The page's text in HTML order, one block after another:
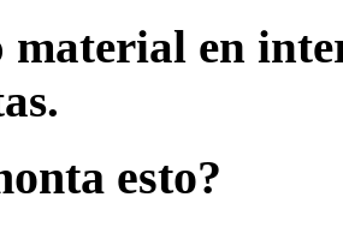
material en
esto?